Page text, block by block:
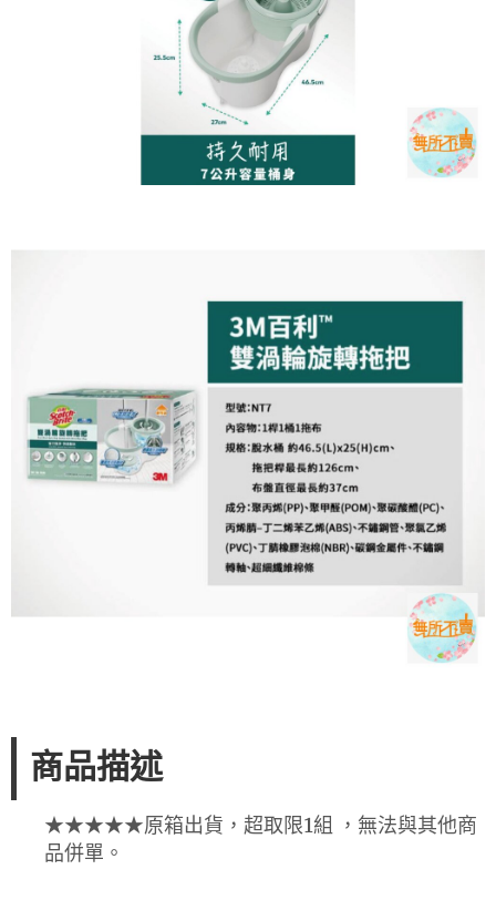
商品描述
★★★★★原箱出貨，超取限1組 ，無法與其他商
品併單。